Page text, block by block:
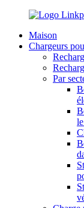
Maison
Chargeurs
Par